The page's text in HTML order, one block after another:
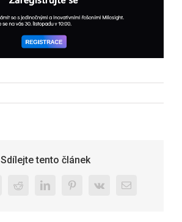
Sdílejte tento článek
RedditLinkedInPinterest
Vk
E-